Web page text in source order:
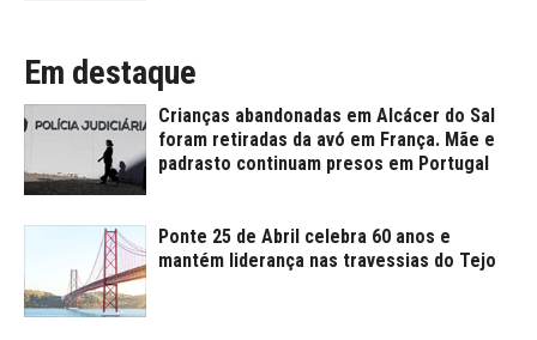
Em destaque
Crianças abandonadas em Alcácer do Sal
foram retiradas da avó em França. Mãe e
padrasto continuam presos em Portugal
Ponte 25 de Abril celebra 60 anos e
mantém liderança nas travessias do Tejo